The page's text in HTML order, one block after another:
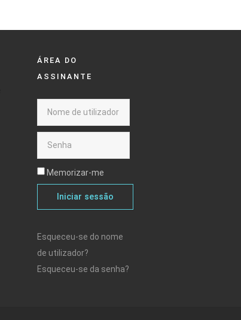
ÁREA DO
ASSINANTE
Memorizar-me
Iniciar sessão
Esqueceu-se do nome
de utilizador?
Esqueceu-se da senha?